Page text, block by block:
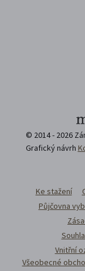
© 2014 - 2026
Grafický návrh
Ke stažení
Půjčovna
Vnitřní
Všeobecné